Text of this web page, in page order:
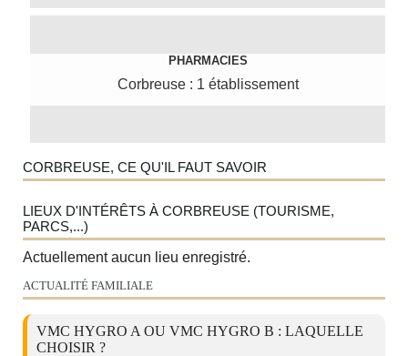
PHARMACIES
Corbreuse : 1 établissement
CORBREUSE, CE QU'IL FAUT SAVOIR
LIEUX D'INTÉRÊTS À CORBREUSE (TOURISME,
PARCS,...)
Actuellement aucun lieu enregistré.
ACTUALITÉ FAMILIALE
VMC HYGRO A OU VMC HYGRO B : LAQUELLE
CHOISIR ?